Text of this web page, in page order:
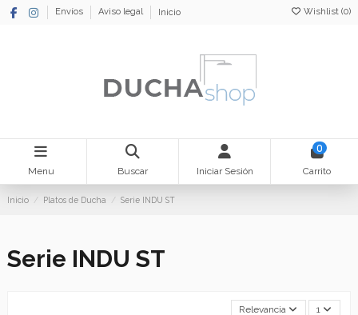
Envíos Aviso legal Inicio Wishlist (0)
Menu Buscar Iniciar Sesión
0
Carrito
Inicio Platos de Ducha Serie INDU ST
Serie INDU ST
Relevancia 1